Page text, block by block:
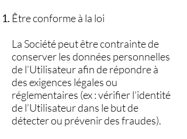
Être conforme à la loi
La Société peut être contrainte de
conserver les données personnelles
de l’Utilisateur afin de répondre à
des exigences légales ou
réglementaires (ex : vérifier l’identité
de l’Utilisateur dans le but de
détecter ou prévenir des fraudes).